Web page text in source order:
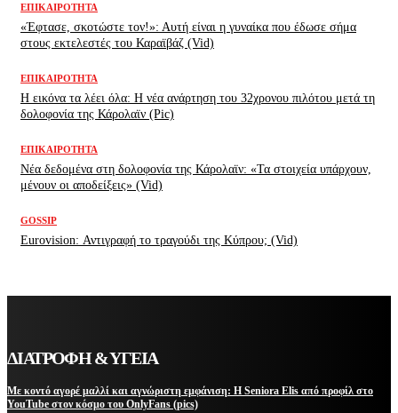
ΕΠΙΚΑΙΡΌΤΗΤΑ
«Έφτασε, σκοτώστε τον!»: Αυτή είναι η γυναίκα που έδωσε σήμα
στους εκτελεστές του Καραϊβάζ (Vid)
ΕΠΙΚΑΙΡΌΤΗΤΑ
H εικόνα τα λέει όλα: H νέα ανάρτηση του 32χρονου πιλότου μετά τη
δολοφονία της Κάρολαϊν (Pic)
ΕΠΙΚΑΙΡΌΤΗΤΑ
Νέα δεδομένα στη δολοφονία της Κάρολαϊν: «Τα στοιχεία υπάρχουν,
μένουν οι αποδείξεις» (Vid)
GOSSIP
Eurovision: Αντιγραφή το τραγούδι της Κύπρου; (Vid)
ΔΙΑΤΡΟΦΗ & ΥΓΕΙΑ
Με κοντό αγορέ μαλλί και αγνώριστη εμφάνιση: Η Seniora Elis από προφίλ στο
YouTube στον κόσμο του OnlyFans (pics)